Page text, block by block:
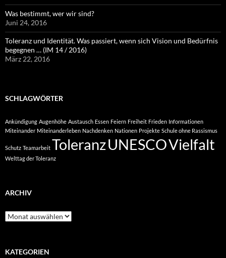
Was bestimmt, wer wir sind?
Juni 24, 2016
Toleranz und Identität. Was passiert, wenn sich Vision und Bedürfnis
begegnen … (IM 14 / 2016)
März 22, 2016
SCHLAGWÖRTER
Ankündigung Augenhöhe Austausch Essen Feiern Freiheit Frieden Informationen
Miteinander Miteinanderleben Nachdenken Nationen Projekte Schule ohne Rassismus
Schutz Teamarbeit ToleranzUNESCOVielfalt
Welttag der Toleranz
ARCHIV
Archiv
KATEGORIEN